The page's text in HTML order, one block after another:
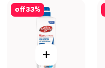
33%
off
+